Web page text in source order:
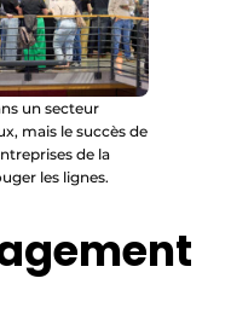
un secteur
mais le succès de
de la
les lignes.